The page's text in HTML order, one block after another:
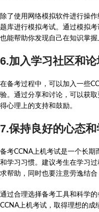
除了使用网络模拟软件进行操
题库进行模拟考试。通过模拟
也能帮助你发现自己在知识掌握
6.加入学习社区和论
在备考过程中，可以加入一些
验。通过分享和讨论，可以获
得心理上的支持和鼓励。
7.保持良好的心态
备考CCNA上机考试是一个长
和学习习惯。建议考生在学习
求帮助，同时也要注意劳逸结合
通过合理选择备考工具和科学
CCNA上机考试，取得理想的成